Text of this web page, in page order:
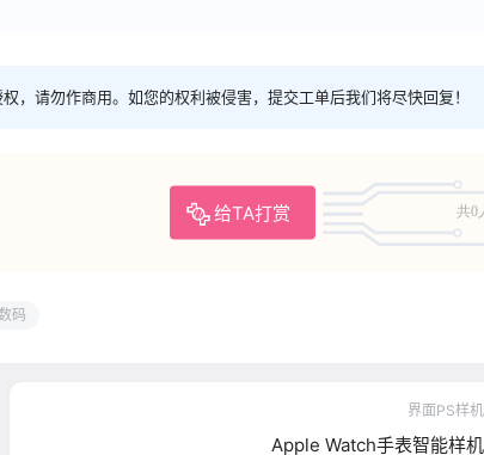
，请勿作商用。如您的权利被侵害，提交工单后我们将尽快回复！
给TA打赏 共0
码
界面PS样机
Apple Watch手表智能样机